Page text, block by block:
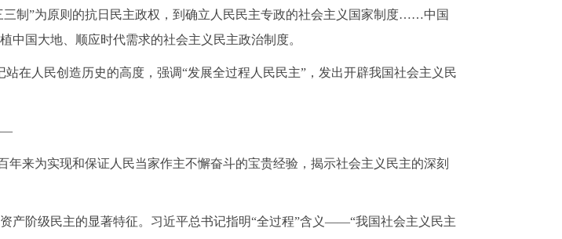
三制”为原则的抗日民主政权，到确立人民民主专政的社会主义国家制度……中国
中国大地、顺应时代需求的社会主义民主政治制度。
在人民创造历史的高度，强调“发展全过程人民民主”，发出开辟我国社会主义民
年来为实现和保证人民当家作主不懈奋斗的宝贵经验，揭示社会主义民主的深刻
产阶级民主的显著特征。习近平总书记指明“全过程”含义——“我国社会主义民主